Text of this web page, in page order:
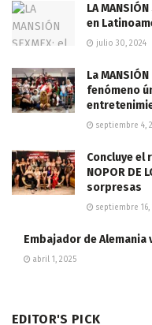
LA
en
julio 30, 2024
La
fenómeno
septiembre 4,
Concluye el
NOPOR DE
sorpresas
septiembre 16,
Embajador de
abril 1, 2025
EDITOR'S PICK